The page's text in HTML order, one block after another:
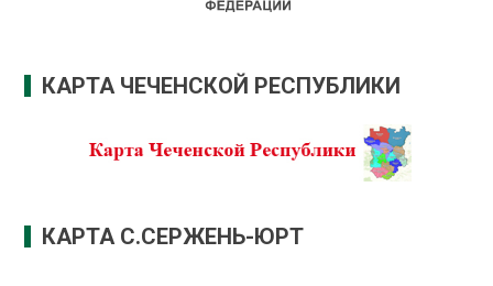
КАРТА ЧЕЧЕНСКОЙ РЕСПУБЛИКИ
КАРТА С.СЕРЖЕНЬ-ЮРТ